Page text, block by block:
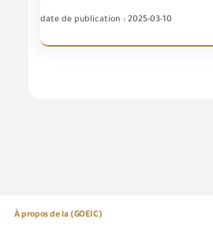
date de publication : 2025-03-10
À propos de la (GOEIC)